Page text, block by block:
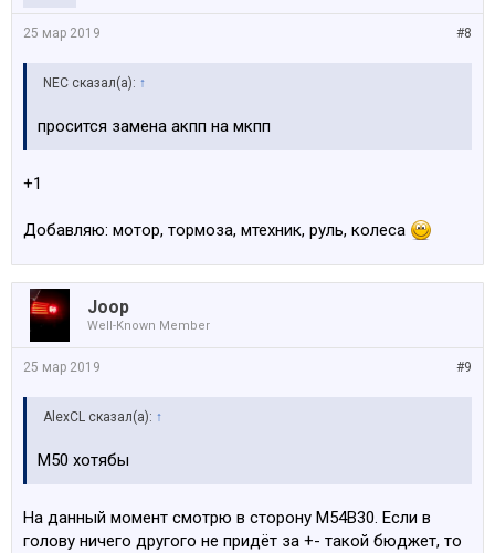
#8
25 мар 2019
NEC сказал(а): ↑
просится замена акпп на мкпп
+1
Добавляю: мотор, тормоза, мтехник, руль, колеса
Joop
Well-Known Member
#9
25 мар 2019
AlexCL сказал(а): ↑
M50 хотябы
На данный момент смотрю в сторону M54B30. Если в
голову ничего другого не придёт за +- такой бюджет, то